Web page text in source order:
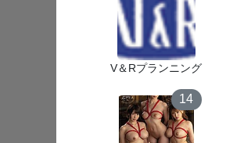
V＆Rプランニング
14